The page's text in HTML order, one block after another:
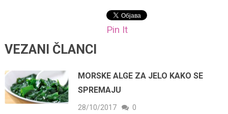
Pin It
VEZANI ČLANCI
MORSKE ALGE ZA JELO KAKO SE
SPREMAJU
28/10/2017 0